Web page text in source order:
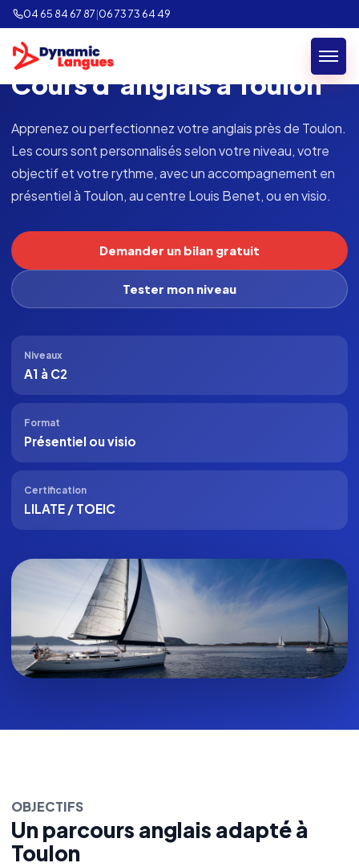
04 65 84 67 87|06 73 73 64 49
COURS D'ANGLAIS · TOULON
Cours d’anglais à Toulon
Apprenez ou perfectionnez votre anglais près de Toulon.
Les cours sont personnalisés selon votre niveau, votre
objectif et votre rythme, avec un accompagnement en
présentiel à Toulon, au centre Louis Benet, ou en visio.
Demander un bilan gratuit
Tester mon niveau
Niveaux
A1 à C2
Format
Présentiel ou visio
Certification
LILATE / TOEIC
OBJECTIFS
Un parcours anglais adapté à
Toulon